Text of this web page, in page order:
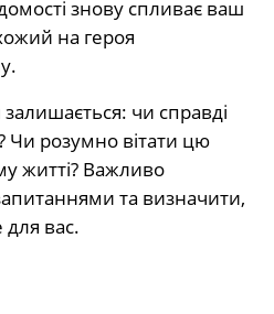
знову спливає ваш
на героя
чи справді
Чи розумно вітати цю
житті? Важливо
та визначити,
вас.